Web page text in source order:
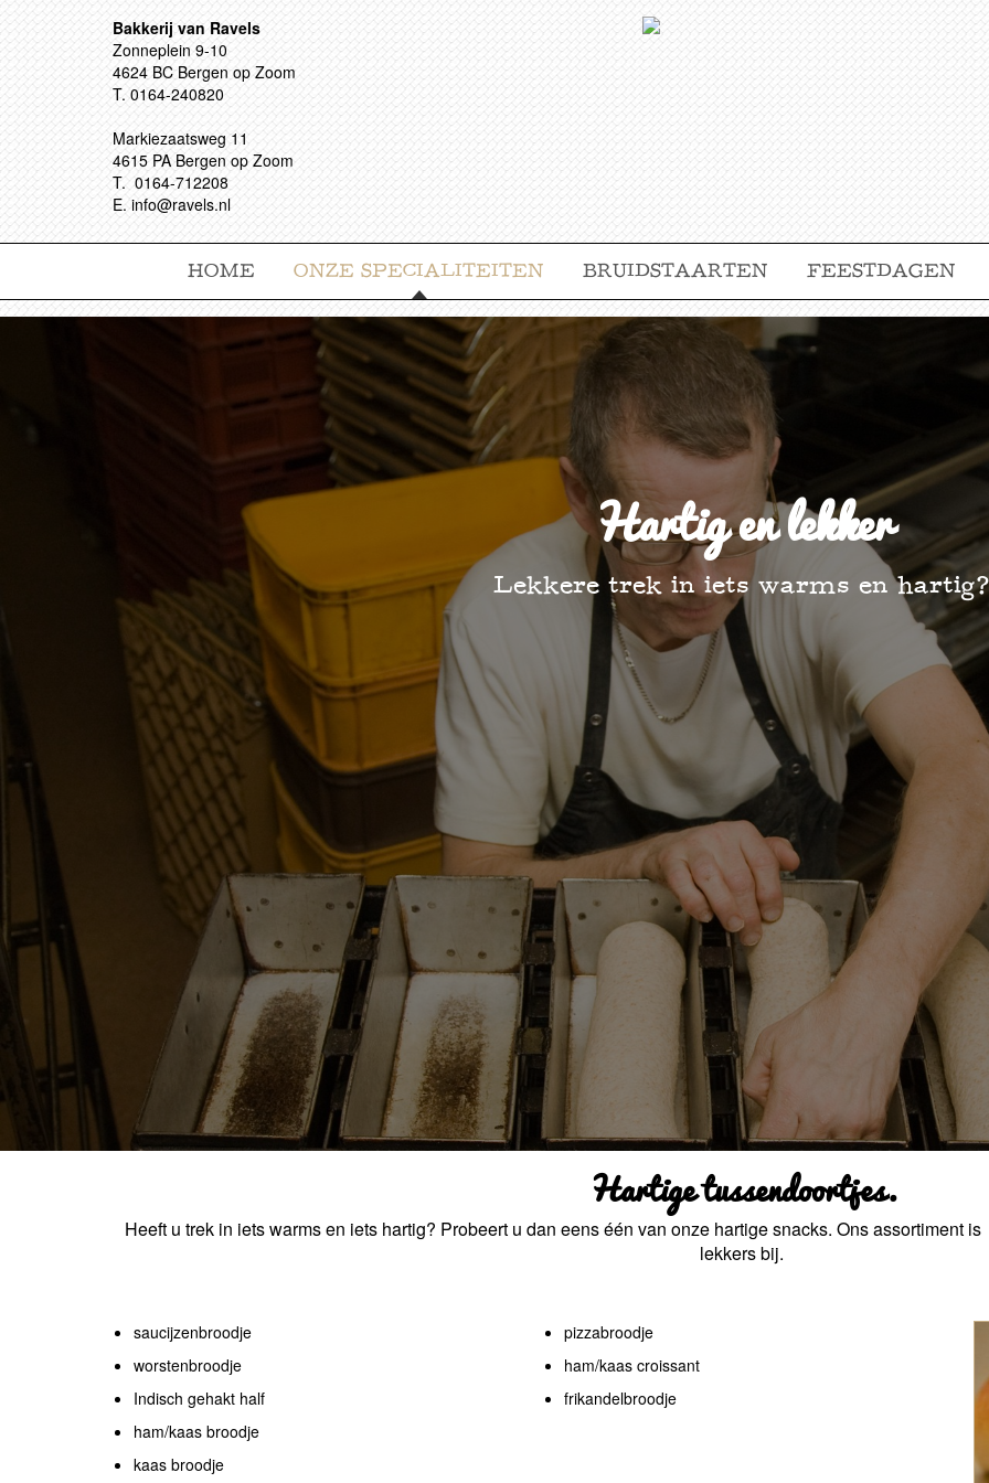
Bakkerij van Ravels
Zonneplein 9-10
4624 BC Bergen op Zoom
T. 0164-240820
Markiezaatsweg 11
4615 PA Bergen op Zoom
T. 0164-712208
E. info@ravels.nl
HOME ONZE SPECIALITEITEN BRUIDSTAARTEN FEESTDAGEN
Hartig en lekker
Lekkere trek in iets warms en
Hartige tussendoortjes.
Heeft u trek in iets warms en iets hartig? Probeert u dan eens één van onze hartige snacks. Ons assortiment
lekkers bij.
saucijzenbroodje
worstenbroodje
Indisch gehakt half
ham/kaas broodje
kaas broodje
pizzabroodje
ham/kaas croissant
frikandelbroodje